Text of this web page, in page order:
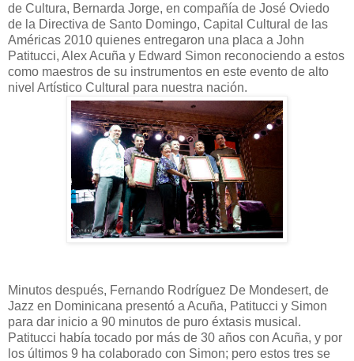
de Cultura, Bernarda Jorge, en compañía de José Oviedo
de la Directiva de Santo Domingo, Capital Cultural de las
Américas 2010 quienes entregaron una placa a John
Patitucci, Alex Acuña y Edward Simon reconociendo a estos
como maestros de su instrumentos en este evento de alto
nivel Artístico Cultural para nuestra nación.
Minutos después, Fernando Rodríguez De Mondesert, de
Jazz en Dominicana presentó a Acuña, Patitucci y Simon
para dar inicio a 90 minutos de puro éxtasis musical.
Patitucci había tocado por más de 30 años con Acuña, y por
los últimos 9 ha colaborado con Simon; pero estos tres se